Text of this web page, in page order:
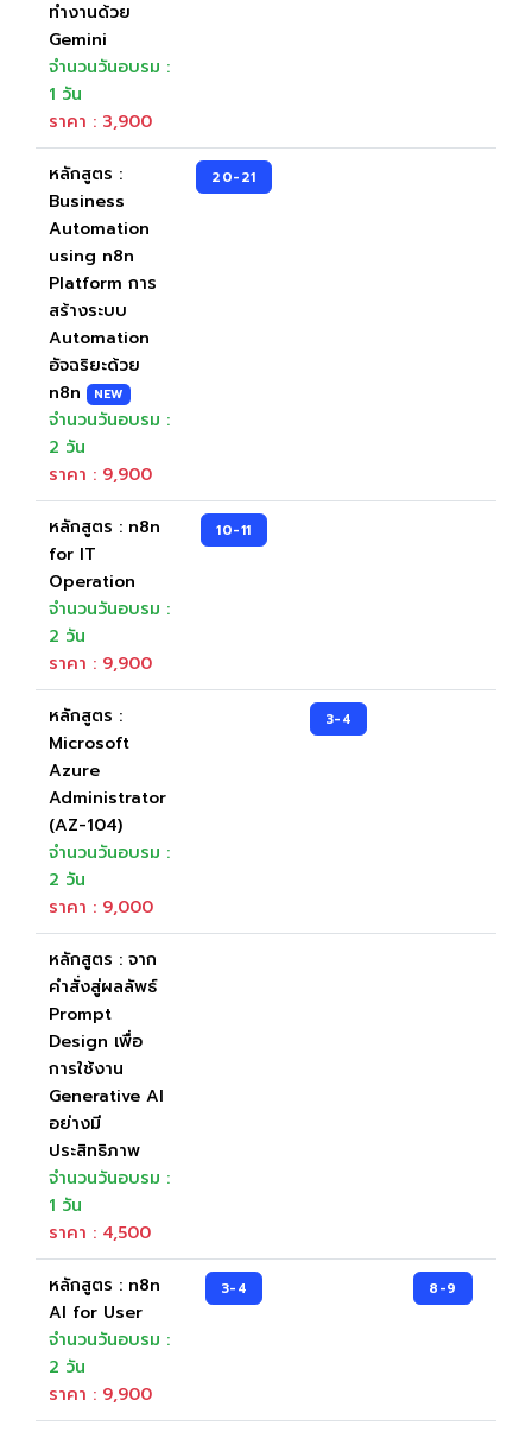
ทำงานด้วย
Gemini
จำนวนวันอบรม :
1 วัน
ราคา : 3,900
หลักสูตร :
Business
Automation
using n8n
Platform การ
สร้างระบบ
Automation
อัจฉริยะด้วย
n8n
NEW
จำนวนวันอบรม :
2 วัน
ราคา : 9,900
20-21
หลักสูตร : n8n
for IT
Operation
จำนวนวันอบรม :
2 วัน
ราคา : 9,900
10-11
หลักสูตร :
Microsoft
Azure
Administrator
(AZ-104)
จำนวนวันอบรม :
2 วัน
ราคา : 9,000
3-4
หลักสูตร : จาก
คำสั่งสู่ผลลัพธ์
Prompt
Design เพื่อ
การใช้งาน
Generative AI
อย่างมี
ประสิทธิภาพ
จำนวนวันอบรม :
1 วัน
ราคา : 4,500
หลักสูตร : n8n
AI for User
จำนวนวันอบรม :
2 วัน
ราคา : 9,900
3-4 8-9